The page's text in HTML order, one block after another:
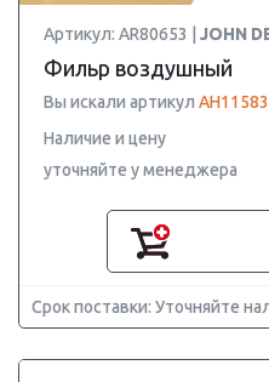
Артикул: AR80653 | JOHN
Фильр воздушный
Вы искали артикул
Наличие и цену
уточняйте у менеджера
Срок поставки: Уточняйте